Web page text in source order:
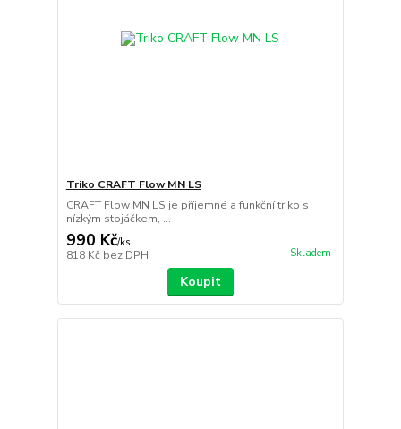
Triko CRAFT Flow MN LS
CRAFT Flow MN LS je příjemné a funkční triko s
nízkým stojáčkem, ...
990 Kč/ks
818 Kč bez DPH Skladem
Koupit